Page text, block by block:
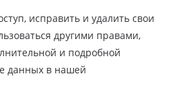
исправить и удалить свои
другими правами,
и подробной
данных в нашей